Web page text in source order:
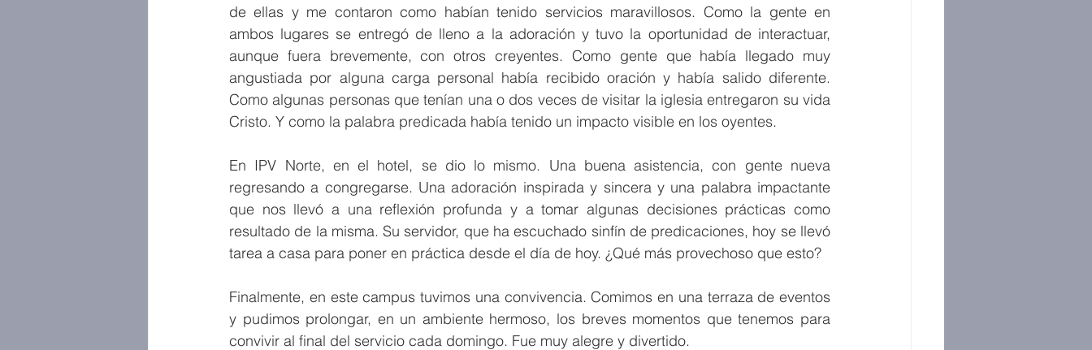
de ellas y me contaron como habían tenido servicios maravillosos. Como la gente en
ambos lugares se entregó de lleno a la adoración y tuvo la oportunidad de interactuar,
aunque fuera brevemente, con otros creyentes. Como gente que había llegado muy
angustiada por alguna carga personal había recibido oración y había salido diferente.
Como algunas personas que tenían una o dos veces de visitar la iglesia entregaron su vida
Cristo. Y como la palabra predicada había tenido un impacto visible en los oyentes.
En IPV Norte, en el hotel, se dio lo mismo. Una buena asistencia, con gente nueva
regresando a congregarse. Una adoración inspirada y sincera y una palabra impactante
que nos llevó a una reflexión profunda y a tomar algunas decisiones prácticas como
resultado de la misma. Su servidor, que ha escuchado sinfín de predicaciones, hoy se llevó
tarea a casa para poner en práctica desde el día de hoy. ¿Qué más provechoso que esto?
Finalmente, en este campus tuvimos una convivencia. Comimos en una terraza de eventos
y pudimos prolongar, en un ambiente hermoso, los breves momentos que tenemos para
convivir al final del servicio cada domingo. Fue muy alegre y divertido.